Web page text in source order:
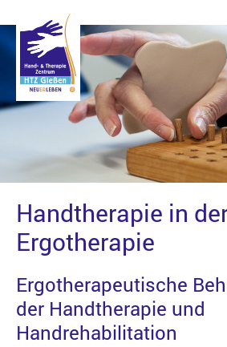
Handtherapie in
Ergotherapie
Ergotherapeutische
der Handtherapie und
Handrehabilitation